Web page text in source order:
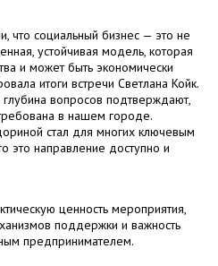
что социальный бизнес — это не
устойчивая модель, которая
и может быть экономически
итоги встречи Светлана Койк.
вопросов подтверждают,
в нашем городе.
стал для многих ключевым
это направление доступно и
ценность мероприятия,
поддержки и важность
предпринимателем.